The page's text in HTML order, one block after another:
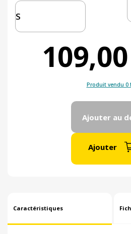
Produit vendu 0
Ajouter au
Ajouter
Caractéristiques